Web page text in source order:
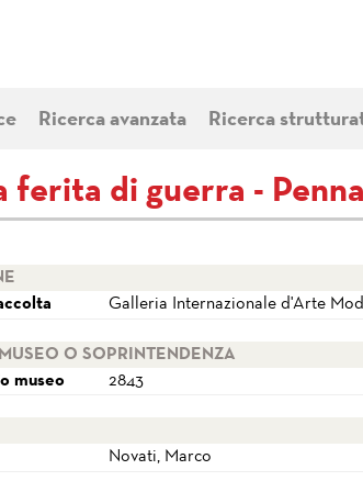
Ricerca avanzata Ricerca
ferita di guerra -
Galleria Internazionale d'Arte
O SOPRINTENDENZA
museo
2843
Novati, Marco